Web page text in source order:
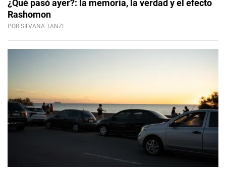
¿Qué pasó ayer?: la memoria, la verdad y el efecto
Rashomon
POR SILVANA TANZI